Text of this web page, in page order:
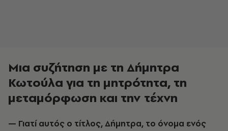
Μια συζήτηση με τη Δήμητρα
Κωτούλα για τη μητρότητα, τη
μεταμόρφωση και την τέχνη
— Γιατί αυτός ο τίτλος, Δήμητρα, το όνομα ενός